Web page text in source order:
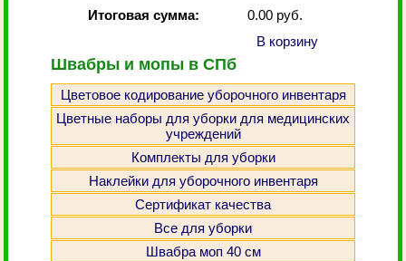
Итоговая сумма:
0.00 руб.
В корзину
Швабры и мопы в СПб
Цветовое кодирование уборочного инвентаря
Цветные наборы для уборки для медицинских
учреждений
Комплекты для уборки
Наклейки для уборочного инвентаря
Сертификат качества
Все для уборки
Швабра моп 40 см